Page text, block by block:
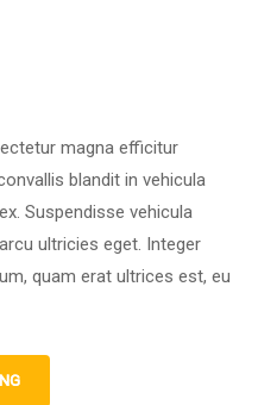
magna efficitur
blandit in vehicula
Suspendisse vehicula
ultricies eget. Integer
quam erat ultrices est, eu